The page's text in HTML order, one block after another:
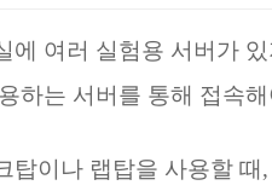
에 여러 실험용 서버가
하는 서버를 통해 접속
탑이나 랩탑을 사용할 때